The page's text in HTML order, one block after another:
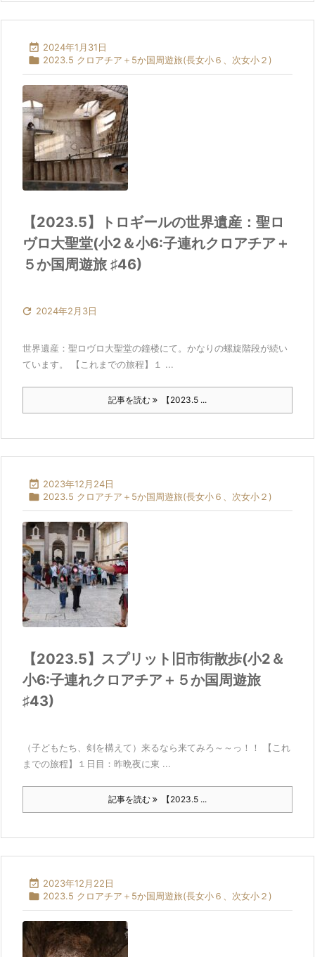
 2024年1月31日
 2023.5 クロアチア＋5か国周遊旅(長女小６、次女小２)
【2023.5】トロギールの世界遺産：聖ロ
ヴロ大聖堂(小2＆小6:子連れクロアチア＋
５か国周遊旅 ♯46)
 2024年2月3日
世界遺産：聖ロヴロ大聖堂の鐘楼にて。かなりの螺旋階段が続い
ています。 【これまでの旅程】１ ...
記事を読む 【2023.5 ...
 2023年12月24日
 2023.5 クロアチア＋5か国周遊旅(長女小６、次女小２)
【2023.5】スプリット旧市街散歩(小2＆
小6:子連れクロアチア＋５か国周遊旅
♯43)
（子どもたち、剣を構えて）来るなら来てみろ～～っ！！ 【これ
までの旅程】１日目：昨晩夜に東 ...
記事を読む 【2023.5 ...
 2023年12月22日
 2023.5 クロアチア＋5か国周遊旅(長女小６、次女小２)